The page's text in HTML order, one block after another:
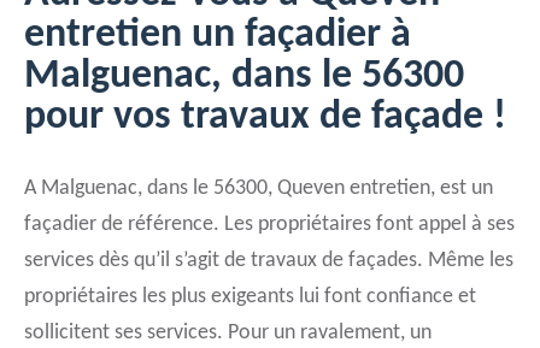
entretien un façadier à
Malguenac, dans le 56300
pour vos travaux de façade !
A Malguenac, dans le 56300, Queven entretien, est un
façadier de référence. Les propriétaires font appel à ses
services dès qu’il s’agit de travaux de façades. Même les
propriétaires les plus exigeants lui font confiance et
sollicitent ses services. Pour un ravalement, un